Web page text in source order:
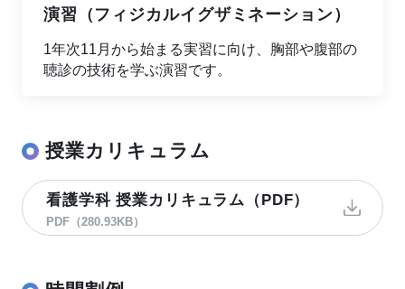
演習（フィジカルイグザミネーション）
1年次11月から始まる実習に向け、胸部や腹部の
聴診の技術を学ぶ演習です。
授業カリキュラム
看護学科 授業カリキュラム（PDF）
PDF（280.93KB）